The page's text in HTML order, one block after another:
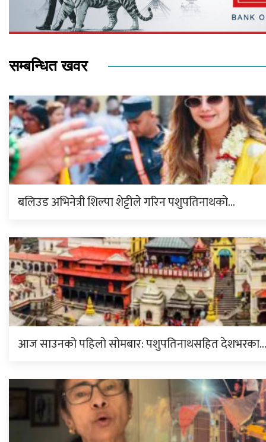
सम्बन्धित खवर
बलिउड अभिनेत्री शिल्पा शेट्टीले गरिन पशुपतिनाथको…
आज साउनको पहिलो सोमबार: पशुपतिनाथसहित देशभरका…